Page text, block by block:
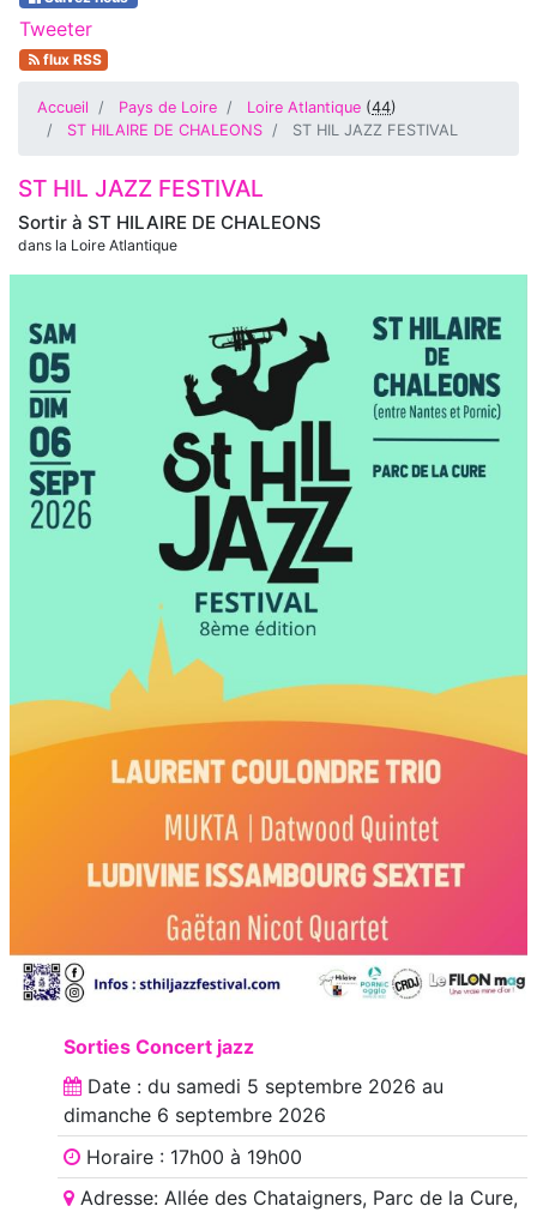
Tweeter
flux RSS
Accueil Pays de Loire Loire Atlantique (44)
ST HILAIRE DE CHALEONS
ST HIL JAZZ FESTIVAL
Sortir à ST HILAIRE DE CHALEONS
dans la Loire Atlantique
ST HIL JAZZ FESTIVAL
Sorties Concert jazz
Date : du samedi 5 septembre 2026 au
dimanche 6 septembre 2026
Horaire : 17h00 à 19h00
Adresse: Allée des Chataigners, Parc de la Cure,